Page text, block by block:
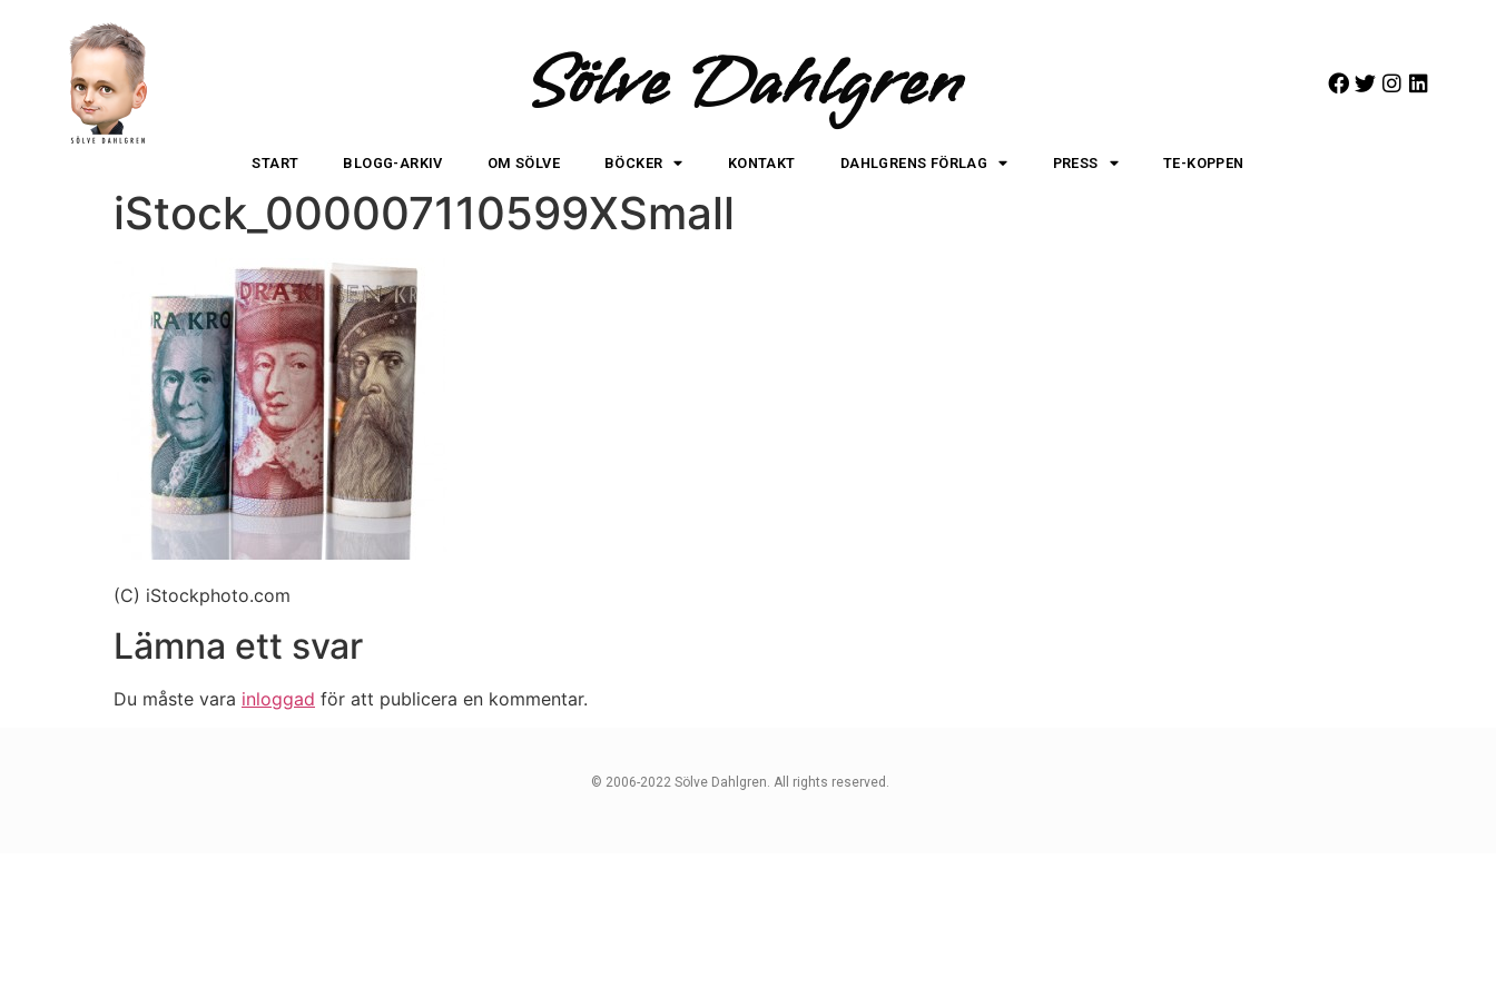
Sölve Dahlgren
START BLOGG-ARKIV OM SÖLVE BÖCKER KONTAKT DAHLGRENS FÖRLAG PRESS TE-KOPPEN
iStock_000007110599XSmall
(C) iStockphoto.com
Lämna ett svar
Du måste vara inloggad för att publicera en kommentar.
© 2006-2022 Sölve Dahlgren. All rights reserved.